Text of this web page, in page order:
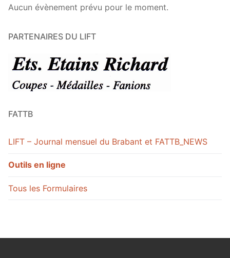
Aucun évènement prévu pour le moment.
PARTENAIRES DU LIFT
FATTB
LIFT – Journal mensuel du Brabant et FATTB_NEWS
Outils en ligne
Tous les Formulaires